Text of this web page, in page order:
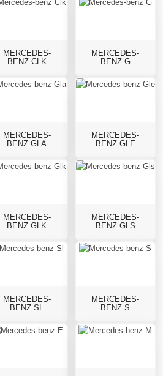
MERCEDES-
BENZ CLK
MERCEDES-
BENZ G
MERCEDES-
BENZ GLA
MERCEDES-
BENZ GLE
MERCEDES-
BENZ GLK
MERCEDES-
BENZ GLS
MERCEDES-
BENZ SL
MERCEDES-
BENZ S